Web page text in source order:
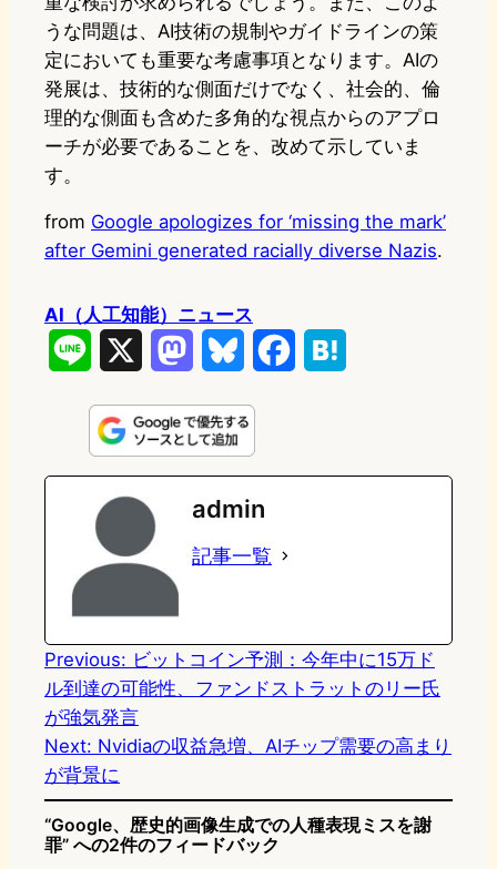
うな問題は、AI技術の規制やガイドラインの策
定においても重要な考慮事項となります。AIの
発展は、技術的な側面だけでなく、社会的、倫
理的な側面も含めた多角的な視点からのアプロ
ーチが必要であることを、改めて示していま
す。
from Google apologizes for ‘missing the mark’
after Gemini generated racially diverse Nazis.
AI（人工知能）ニュース
n
e
s
t
o
d
n
u
e
s
k
e
k
e
admin
記事一覧
Previous: ビットコイン予測：今年中に15万ド
ル到達の可能性、ファンドストラットのリー氏
が強気発言
Next: Nvidiaの収益急増、AIチップ需要の高まり
が背景に
“Google、歴史的画像生成での人種表現ミスを謝
罪” への2件のフィードバック